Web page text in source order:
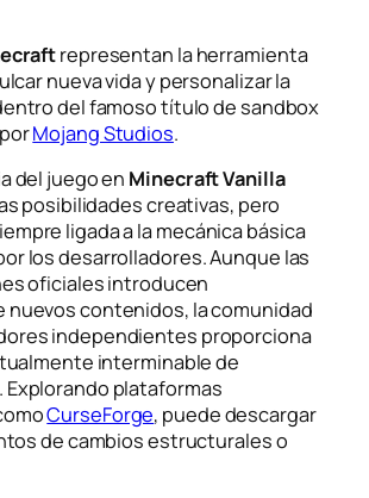
representan la herramienta
nueva vida y personalizar la
del famoso título de sandbox
Mojang Studios.
del juego en Minecraft Vanilla
posibilidades creativas, pero
ligada a la mecánica básica
los desarrolladores. Aunque las
oficiales introducen
nuevos contenidos, la comunidad
independientes proporciona
interminable de
plataformas
CurseForge, puede descargar
de cambios estructurales o